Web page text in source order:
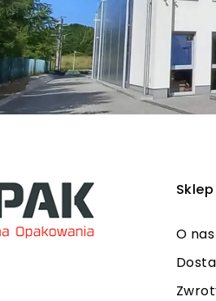
Sklep
O nas